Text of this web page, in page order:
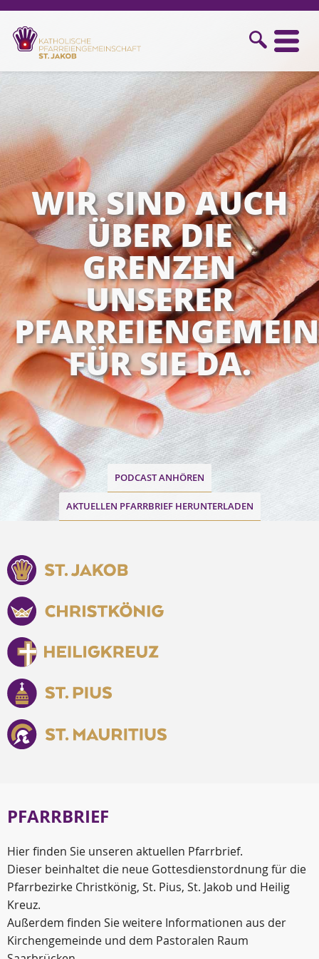
PODCAST ANHÖREN
AKTUELLEN PFARRBRIEF HERUNTERLADEN
WIR SIND AUCH
ÜBER DIE
GRENZEN
UNSERER
FÜR SIE DA.
PFARRBRIEF
Hier finden Sie unseren aktuellen Pfarrbrief.
Dieser beinhaltet die neue Gottesdienstordnung für die
Pfarrbezirke Christkönig, St. Pius, St. Jakob und Heilig
Kreuz.
Außerdem finden Sie weitere Informationen aus der
Kirchengemeinde und dem Pastoralen Raum